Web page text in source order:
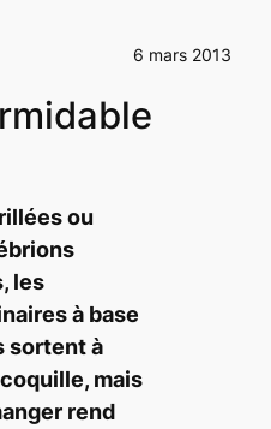
6 mars 2013
ou
les
à base
sortent à
mais
rend